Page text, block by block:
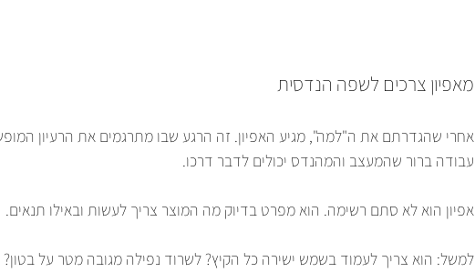
מאפיון צרכים לשפה הנדסית
אחרי שהגדרתם את ה"למה", מגיע האפיון. זה הרגע שבו מתרגמים את הרעיון
עבודה ברור שהמעצב והמהנדס יכולים לדבר דרכו.
אפיון הוא לא סתם רשימה. הוא מפרט בדיוק מה המוצר צריך לעשות ובאילו תנאים.